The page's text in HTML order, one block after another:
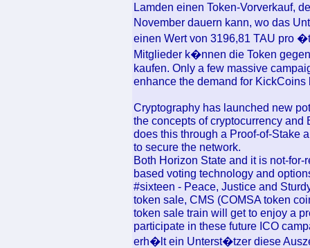
Lamden einen Token-Vorverkauf,
November dauern kann, wo das
einen Wert von 3196,81 TAU pro
Mitglieder k�nnen die Token
kaufen. Only a few massive
enhance the demand for KickCoins
Cryptography has launched new
the concepts of cryptocurrency
does this through a Proof-of-Stake
to secure the network.
Both Horizon State and it is not-
based voting technology and
#sixteen - Peace, Justice and
token sale, CMS (COMSA token
token sale train will get to enjoy a
participate in these future ICO
erh�lt ein Unterst�tzer diese